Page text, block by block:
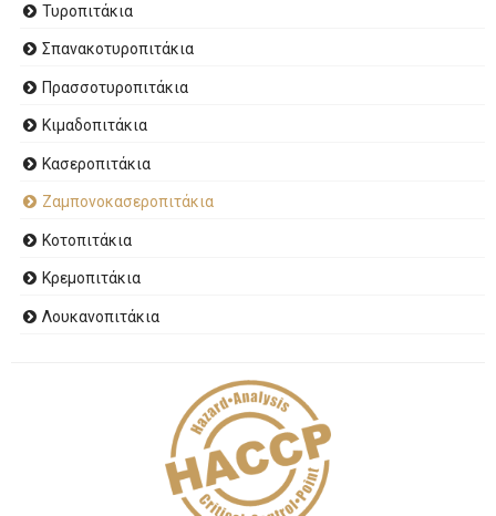
Τυροπιτάκια
Σπανακοτυροπιτάκια
Πρασσοτυροπιτάκια
Κιμαδοπιτάκια
Κασεροπιτάκια
Ζαμπονοκασεροπιτάκια
Κοτοπιτάκια
Κρεμοπιτάκια
Λουκανοπιτάκια